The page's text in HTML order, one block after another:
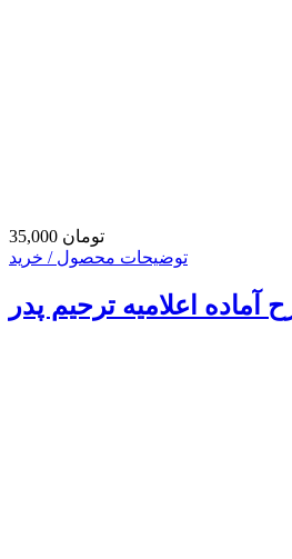
35,000 تومان
توضیحات محصول / خرید